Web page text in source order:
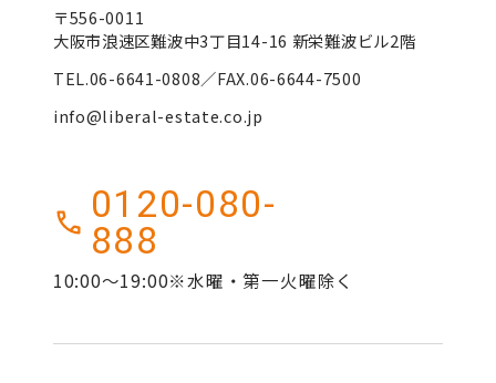
〒556-0011
大阪市浪速区難波中3丁目14-16 新栄難波ビル2階
TEL.06-6641-0808／FAX.06-6644-7500
info@liberal-estate.co.jp
0120-080-
888
10:00～19:00※水曜・第一火曜除く